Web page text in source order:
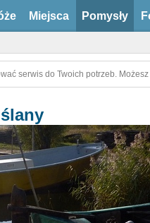
Miejsca Pomysły
serwis do Twoich potrzeb.